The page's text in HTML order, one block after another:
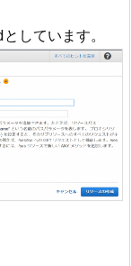
としています。